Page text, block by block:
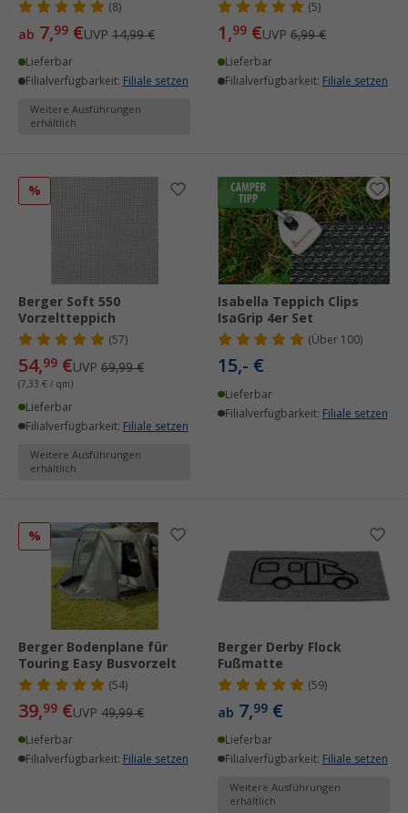
(8)
ab 7,99 €UVP 14,99 €
Lieferbar
Filialverfügbarkeit: Filiale setzen
Weitere Ausführungen
erhältlich
(5)
1,99 €UVP 6,99 €
Lieferbar
Filialverfügbarkeit: Filiale setzen
%
Berger Soft 550
Vorzeltteppich
(57)
54,99 €UVP 69,99 €
(7,33 € / qm)
Lieferbar
Filialverfügbarkeit: Filiale setzen
Weitere Ausführungen
erhältlich
Isabella Teppich Clips
IsaGrip 4er Set
(Über100)
15,- €
Lieferbar
Filialverfügbarkeit: Filiale setzen
%
Berger Bodenplane für
Touring Easy Busvorzelt
(54)
39,99 €UVP 49,99 €
Lieferbar
Filialverfügbarkeit: Filiale setzen
Berger Derby Flock
Fußmatte
(59)
ab 7,99 €
Lieferbar
Filialverfügbarkeit: Filiale setzen
Weitere Ausführungen
erhältlich